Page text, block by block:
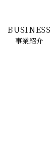
BUSINESS
事業紹介